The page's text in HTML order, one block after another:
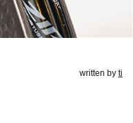
written by ti